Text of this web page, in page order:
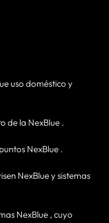
uso doméstico y
de la NexBlue .
NexBlue .
NexBlue y sistemas
NexBlue , cuyo